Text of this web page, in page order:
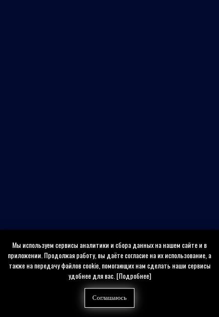
Мы используем сервисы аналитики и сбора данных на нашем сайте и в
приложении. Продолжая работу, вы даёте согласие на их использование, а
также на передачу файлов cookie, помогающих нам сделать наши сервисы
удобнее для вас.[Подробнее]
Соглашаюсь